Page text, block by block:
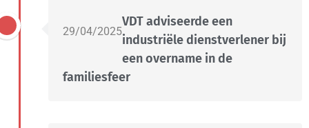
29/04/2025
VDT adviseerde een
industriële dienstverlener bij
een overname in de
familiesfeer